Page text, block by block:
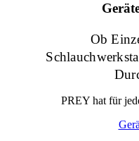
Ob
PREY hat für